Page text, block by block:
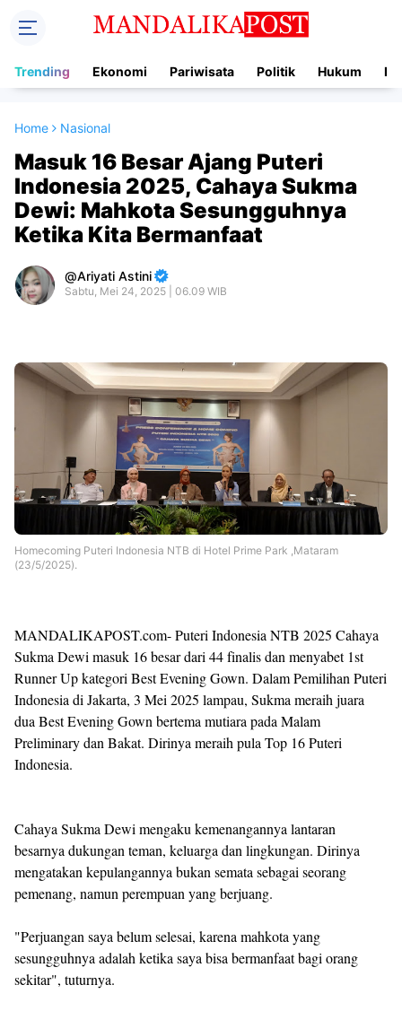
Trending Ekonomi Pariwisata Politik Hukum
Home Nasional
Masuk 16 Besar Ajang Puteri
Indonesia 2025, Cahaya Sukma
Dewi: Mahkota Sesungguhnya
Ketika Kita Bermanfaat
Ariyati Astini
Sabtu, Mei 24, 2025 | 06.09 WIB
Homecoming Puteri Indonesia NTB di Hotel Prime Park ,Mataram
(23/5/2025).
MANDALIKAPOST.com- Puteri Indonesia NTB 2025 Cahaya
Sukma Dewi masuk 16 besar dari 44 finalis dan menyabet 1st
Runner Up kategori Best Evening Gown. Dalam Pemilihan Puteri
Indonesia di Jakarta, 3 Mei 2025 lampau, Sukma meraih juara
dua Best Evening Gown bertema mutiara pada Malam
Preliminary dan Bakat. Dirinya meraih pula Top 16 Puteri
Indonesia.
Cahaya Sukma Dewi mengaku kemenangannya lantaran
besarnya dukungan teman, keluarga dan lingkungan. Dirinya
mengatakan kepulangannya bukan semata sebagai seorang
pemenang, namun perempuan yang berjuang.
"Perjuangan saya belum selesai, karena mahkota yang
sesungguhnya adalah ketika saya bisa bermanfaat bagi orang
sekitar", tuturnya.